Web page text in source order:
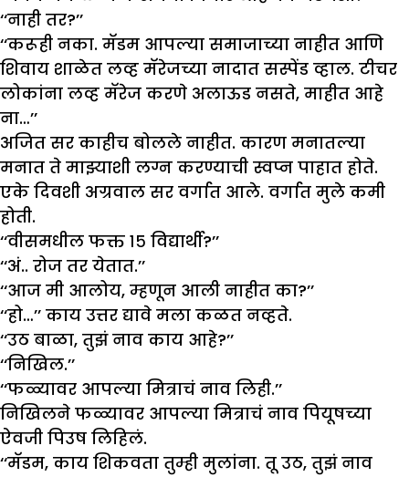
‘‘नाही तर?’’
‘‘करूही नका. मॅडम आपल्या समाजाच्या नाहीत आणि
शिवाय शाळेत लव्ह मॅरेजच्या नादात सस्पेंड व्हाल. टीचर
लोकांना लव्ह मॅरेज करणे अलाऊड नसते, माहीत आहे
ना…’’
अजित सर काहीच बोलले नाहीत. कारण मनातल्या
मनात ते माझ्याशी लग्न करण्याची स्वप्न पाहात होते.
एके दिवशी अग्रवाल सर वर्गात आले. वर्गात मुले कमी
होती.
‘‘वीसमधील फक्त १५ विद्यार्थी?’’
‘‘अं.. रोज तर येतात.’’
‘‘आज मी आलोय, म्हणून आली नाहीत का?’’
‘‘हो…’’ काय उत्तर द्यावे मला कळत नव्हते.
‘‘उठ बाळा, तुझं नाव काय आहे?’’
‘‘निखिल.’’
‘‘फळ्यावर आपल्या मित्राचं नाव लिही.’’
निखिलने फळ्यावर आपल्या मित्राचं नाव पियूषच्या
ऐवजी पिउष लिहिलं.
‘‘मॅडम, काय शिकवता तुम्ही मुलांना. तू उठ, तुझं नाव